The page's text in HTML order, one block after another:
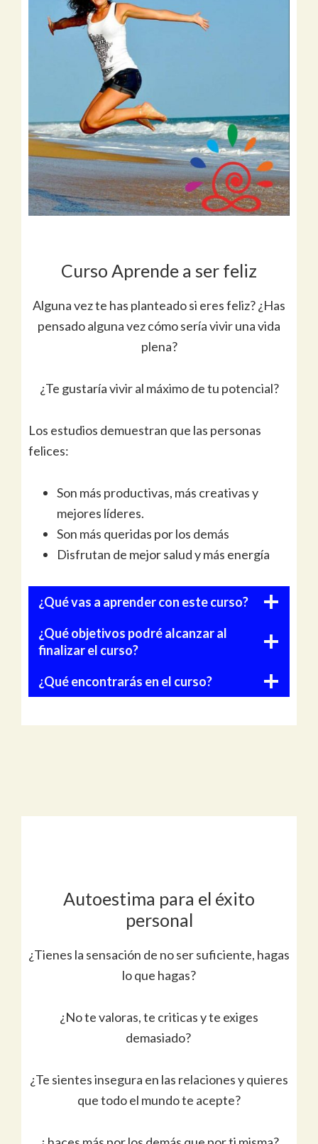
Curso Aprende a ser feliz
Alguna vez te has planteado si eres feliz? ¿Has
pensado alguna vez cómo sería vivir una vida
plena?
¿Te gustaría vivir al máximo de tu potencial?
Los estudios demuestran que las personas
felices:
Son más productivas, más creativas y
mejores líderes.
Son más queridas por los demás
Disfrutan de mejor salud y más energía
¿Qué vas a aprender con este curso?
¿Qué objetivos podré alcanzar al
finalizar el curso?
¿Qué encontrarás en el curso?
Autoestima para el éxito
personal
¿Tienes la sensación de no ser suficiente, hagas
lo que hagas?
¿No te valoras, te criticas y te exiges
demasiado?
¿Te sientes insegura en las relaciones y quieres
que todo el mundo te acepte?